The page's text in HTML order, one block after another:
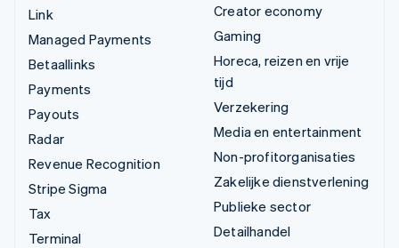
Link
Managed Payments
Betaallinks
Payments
Payouts
Radar
Revenue Recognition
Stripe Sigma
Tax
Terminal
Creator economy
Gaming
Horeca, reizen en vrije
tijd
Verzekering
Media en entertainment
Non-profitorganisaties
Zakelijke dienstverlening
Publieke sector
Detailhandel